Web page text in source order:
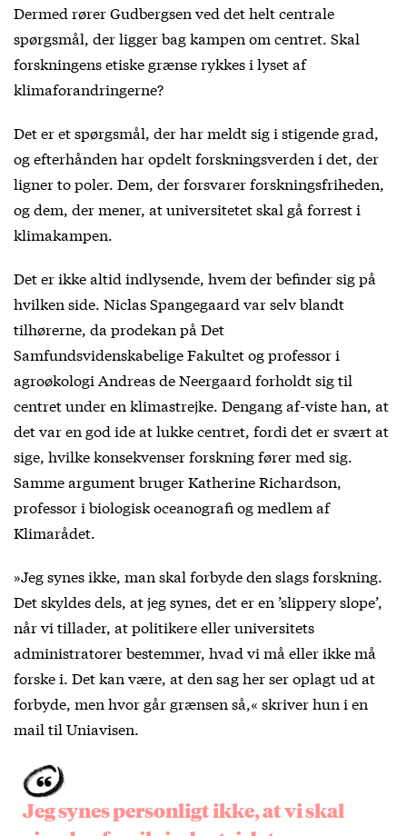
Dermed rører Gudbergsen ved det helt centrale
spørgsmål, der ligger bag kampen om centret. Skal
forskningens etiske grænse rykkes i lyset af
klimaforandringerne?
Det er et spørgsmål, der har meldt sig i stigende grad,
og efterhånden har opdelt forskningsverden i det, der
ligner to poler. Dem, der forsvarer forskningsfriheden,
og dem, der mener, at universitetet skal gå forrest i
klimakampen.
Det er ikke altid indlysende, hvem der befinder sig på
hvilken side. Niclas Spangegaard var selv blandt
tilhørerne, da prodekan på Det
Samfundsvidenskabelige Fakultet og professor i
agroøkologi Andreas de Neergaard forholdt sig til
centret under en klimastrejke. Dengang af-viste han, at
det var en god ide at lukke centret, fordi det er svært at
sige, hvilke konsekvenser forskning fører med sig.
Samme argument bruger Katherine Richardson,
professor i biologisk oceanografi og medlem af
Klimarådet.
»Jeg synes ikke, man skal forbyde den slags forskning.
Det skyldes dels, at jeg synes, det er en ’slippery slope’,
når vi tillader, at politikere eller universitets
administratorer bestemmer, hvad vi må eller ikke må
forske i. Det kan være, at den sag her ser oplagt ud at
forbyde, men hvor går grænsen så,« skriver hun i en
mail til Uniavisen.
Jeg synes personligt ikke, at vi skal